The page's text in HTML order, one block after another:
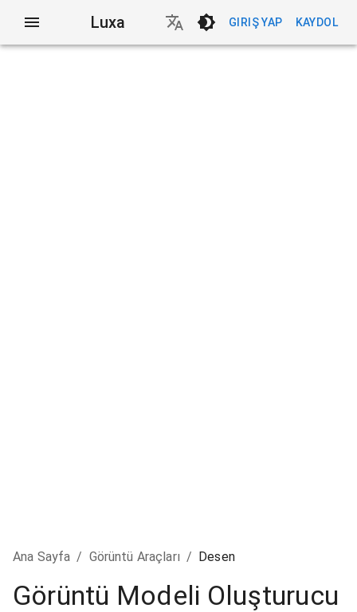
Luxa GIRIŞ YAP KAYDOL
Ana Sayfa / Görüntü Araçları / Desen
Görüntü Modeli Oluşturucu